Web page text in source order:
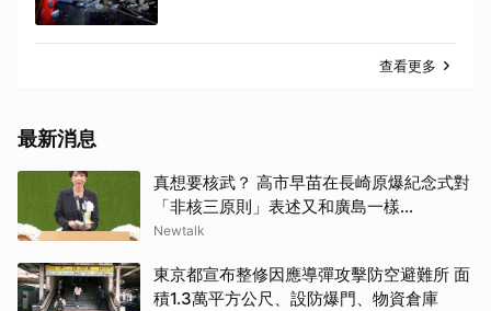
查看更多
最新消息
真想要核武？ 高市早苗在長崎原爆紀念式對
「非核三原則」表述又和廣島一樣...
Newtalk
東京都宣布整修因應導彈攻擊防空避難所 面
積1.3萬平方公尺、設防爆門、物資倉庫